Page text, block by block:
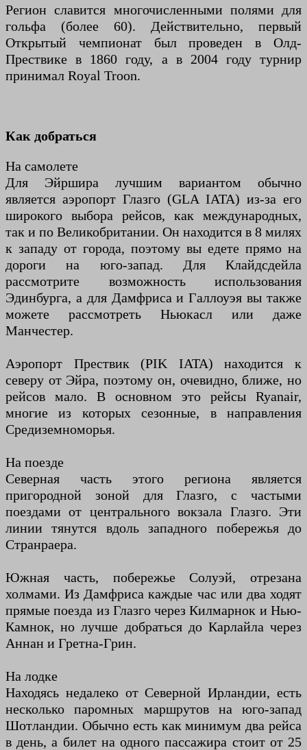
Регион славится многочисленными полями для
гольфа (более 60). Действительно, первый
Открытый чемпионат был проведен в Олд-
Прествике в 1860 году, а в 2004 году турнир
принимал Royal Troon.
Как добраться
На самолете
Для Эйршира лучшим вариантом обычно
является аэропорт Глазго (GLA IATA) из-за его
широкого выбора рейсов, как международных,
так и по Великобритании. Он находится в 8 милях
к западу от города, поэтому вы едете прямо на
дороги на юго-запад. Для Клайдсдейла
рассмотрите возможность использования
Эдинбурга, а для Дамфриса и Галлоуэя вы также
можете рассмотреть Ньюкасл или даже
Манчестер.
Аэропорт Прествик (PIK IATA) находится к
северу от Эйра, поэтому он, очевидно, ближе, но
рейсов мало. В основном это рейсы Ryanair,
многие из которых сезонные, в направления
Средиземноморья.
На поезде
Северная часть этого региона является
пригородной зоной для Глазго, с частыми
поездами от центрального вокзала Глазго. Эти
линии тянутся вдоль западного побережья до
Странраера.
Южная часть, побережье Солуэй, отрезана
холмами. Из Дамфриса каждые час или два ходят
прямые поезда из Глазго через Килмарнок и Нью-
Камнок, но лучше добраться до Карлайла через
Аннан и Гретна-Грин.
На лодке
Находясь недалеко от Северной Ирландии, есть
несколько паромных маршрутов на юго-запад
Шотландии. Обычно есть как минимум два рейса
в день, а билет на одного пассажира стоит от 25